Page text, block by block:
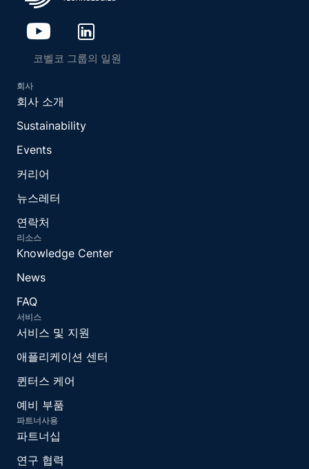
코벨코 그룹의 일원
회사
회사 소개
Sustainability
Events
커리어
뉴스레터
연락처
리소스
Knowledge Center
News
FAQ
서비스
서비스 및 지원
애플리케이션 센터
퀸터스 케어
예비 부품
파트너사용
파트너십
연구 협력